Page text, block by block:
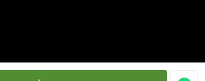
Fenicio